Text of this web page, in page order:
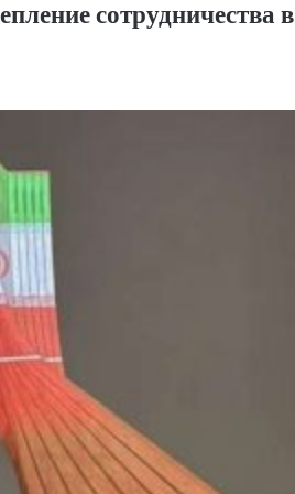
сотрудничества в